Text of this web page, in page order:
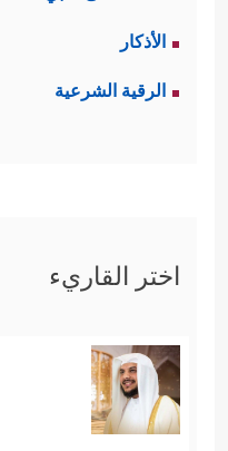
الأذكار
الرقية الشرعية
اختر القاريء